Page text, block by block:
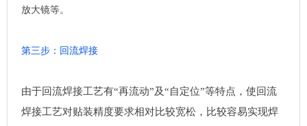
放大镜等。
第三步：回流焊接
由于回流焊接工艺有“再流动”及“自定位”等特点，使回流
焊接工艺对贴装精度要求相对比较宽松，比较容易实现焊